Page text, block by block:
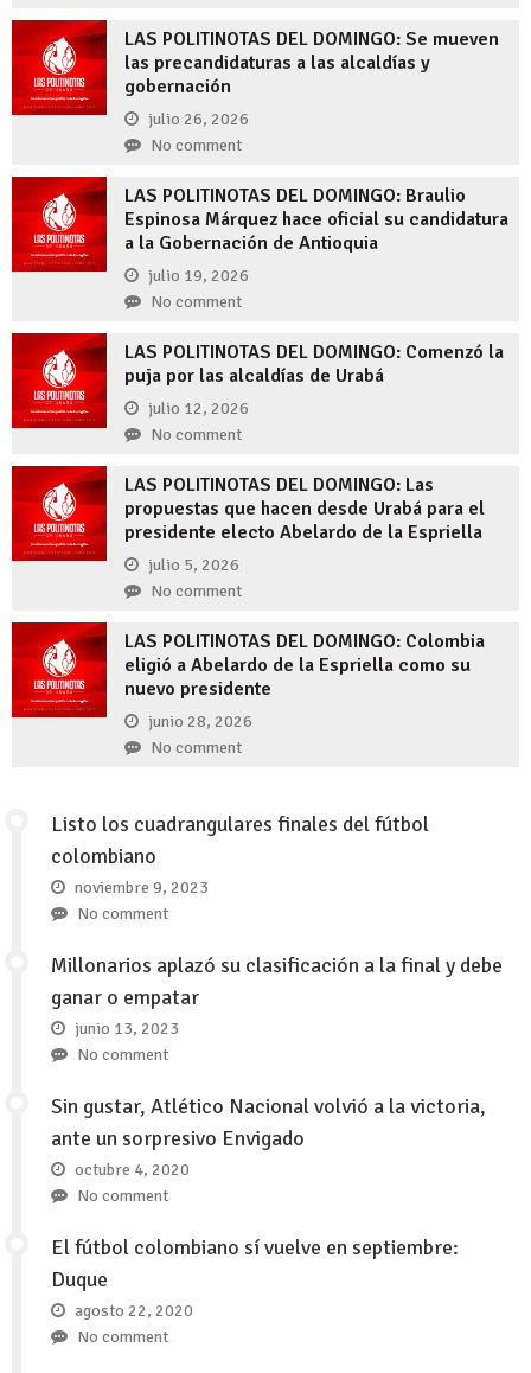
LAS POLITINOTAS DEL DOMINGO: Se mueven
las precandidaturas a las alcaldías y
gobernación
julio 26, 2026
No comment
LAS POLITINOTAS DEL DOMINGO: Braulio
Espinosa Márquez hace oficial su candidatura
a la Gobernación de Antioquia
julio 19, 2026
No comment
LAS POLITINOTAS DEL DOMINGO: Comenzó la
puja por las alcaldías de Urabá
julio 12, 2026
No comment
LAS POLITINOTAS DEL DOMINGO: Las
propuestas que hacen desde Urabá para el
presidente electo Abelardo de la Espriella
julio 5, 2026
No comment
LAS POLITINOTAS DEL DOMINGO: Colombia
eligió a Abelardo de la Espriella como su
nuevo presidente
junio 28, 2026
No comment
Listo los cuadrangulares finales del fútbol
colombiano
noviembre 9, 2023
No comment
Millonarios aplazó su clasificación a la final y debe
ganar o empatar
junio 13, 2023
No comment
Sin gustar, Atlético Nacional volvió a la victoria,
ante un sorpresivo Envigado
octubre 4, 2020
No comment
El fútbol colombiano sí vuelve en septiembre:
Duque
agosto 22, 2020
No comment